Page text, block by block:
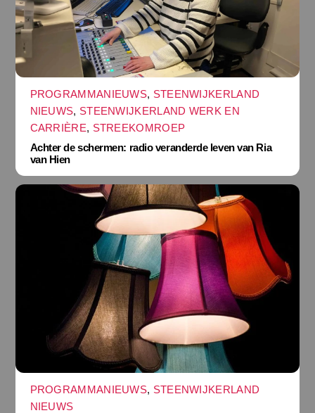
PROGRAMMANIEUWS, STEENWIJKERLAND
NIEUWS, STEENWIJKERLAND WERK EN
CARRIÈRE, STREEKOMROEP
Achter de schermen: radio veranderde leven van Ria
van Hien
PROGRAMMANIEUWS, STEENWIJKERLAND
NIEUWS